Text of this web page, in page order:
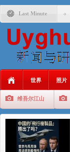
Last Minute
世界 照片
维吾尔江山